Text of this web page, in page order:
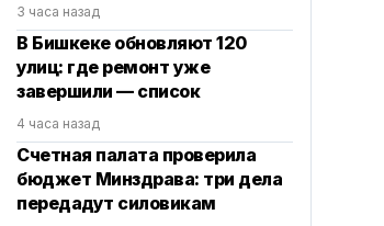
3 часа назад
В Бишкеке обновляют 120
улиц: где ремонт уже
завершили — список
4 часа назад
Счетная палата проверила
бюджет Минздрава: три дела
передадут силовикам